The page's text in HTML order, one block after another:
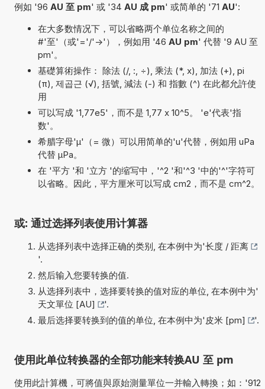
例如 '96 AU 至 pm' 或 '34 AU 成 pm' 或简单的 '71 AU':
在大多数情况下，可以省略两个单位名称之间的
#'至'（或'='/'->'），例如用 '46 AU pm' 代替 '9 AU 至
pm'。
基礎算術操作： 除法 (/, :, ÷), 乘法 (*, x), 加法 (+), pi
(π), 제곱근 (√), 括號, 減法 (-) 和 指數 (^) 在此都允許使
用
可以写成 '1,77e5'，而不是 1,77 x 10^5。 'e'代表'指
数'。
希腊字母'µ'（= 微）可以用简单的'u'代替，例如用 uPa
代替 µPa。
在 '平方 '和 '立方 '的缩写中，'^2 '和'^3 '中的'^'字符可
以省略。因此，平方厘米可以写成 cm2，而不是 cm^2。
或: 通过选择列表使用计算器
从选择列表中选择正确的类别, 在本例中为'长度 / 距离
'.
然后输入您要转换的值.
从选择列表中，选择要转换的值对应的单位, 在本例中为'
天文單位 [AU]
'.
最后选择要转换到的值的单位, 在本例中为' 皮米 [pm] '.
使用此单位转换器的全部功能来转换AU 至 pm
使用此計算機，可將值與原始測量單位一并輸入轉換；如：'912